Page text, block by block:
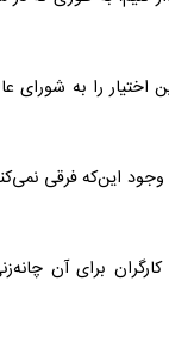
را به شورای
این‌که فرقی
برای آن